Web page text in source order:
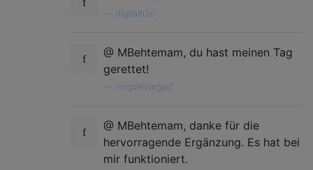
digitalh2o
@ MBehtemam, du hast meinen Tag
gerettet!
lmiguelvargasf
@ MBehtemam, danke für die
hervorragende Ergänzung. Es hat bei
mir funktioniert.